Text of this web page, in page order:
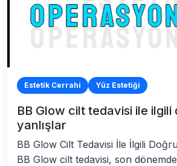
Estetik Cerrahi Yüz Estetiği
BB Glow cilt tedavisi ile ilgili
yanlışlar
BB Glow Cilt Tedavisi İle İlgili
BB Glow cilt tedavisi, son